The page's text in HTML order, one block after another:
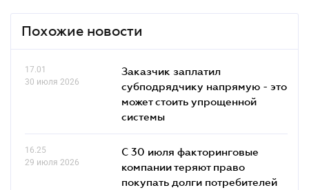
Похожие новости
17.01
30 июля 2026
Заказчик заплатил
субподрядчику напрямую - это
может стоить упрощенной
системы
16.25
29 июля 2026
С 30 июля факторинговые
компании теряют право
покупать долги потребителей